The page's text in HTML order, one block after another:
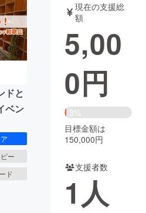
ジェット
書籍・雑誌
チャレンジ
活性化
Good CAMPFIRE Creation
税
コミュニティ
ドと
ベン
ー
ド
現在の支援総
額
5,00
0円
3%
目標金額は
150,000円
支援者数
1人